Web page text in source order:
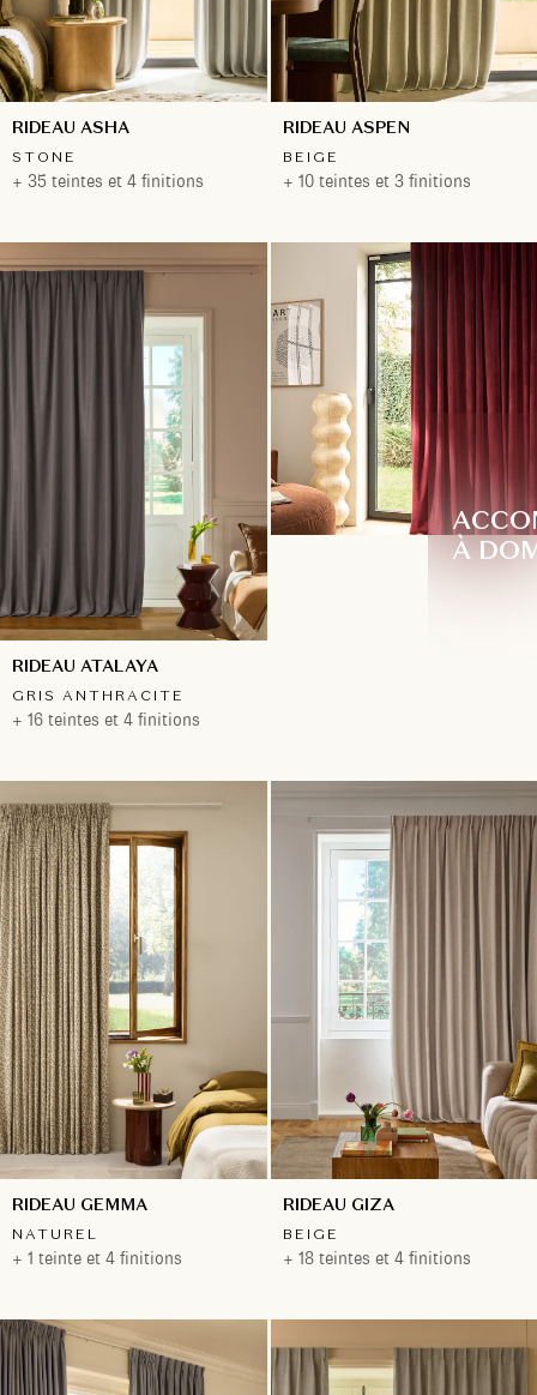
RIDEAU ASHA
STONE
+ 35 teintes et 4 finitions
RIDEAU ASPEN
BEIGE
+ 10 teintes et 3 finitions
RIDEAU ATALAYA
GRIS ANTHRACITE
+ 16 teintes et 4 finitions
À
RIDEAU GEMMA
NATUREL
+ 1 teinte et 4 finitions
RIDEAU GIZA
BEIGE
+ 18 teintes et 4 finitions